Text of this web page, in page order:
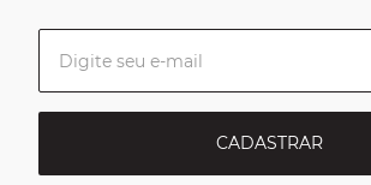
CADASTRAR